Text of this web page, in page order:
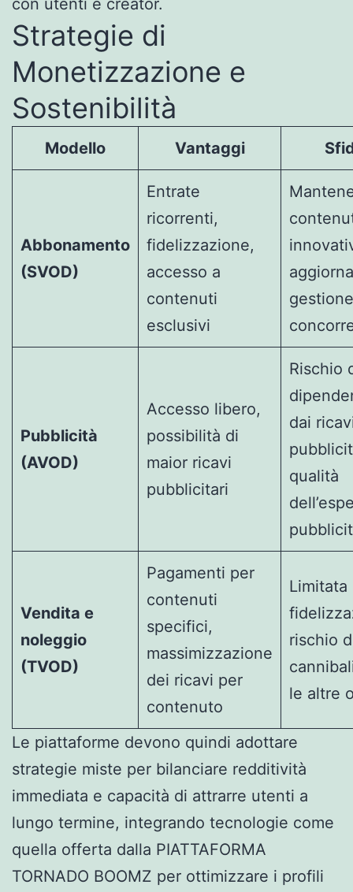
Strategie di
Monetizzazione e
Sostenibilità
Modello Vantaggi
Abbonamento
(SVOD)
Entrate
ricorrenti,
fidelizzazione,
accesso a
contenuti
esclusivi
Pubblicità
(AVOD)
Accesso libero,
possibilità di
maior ricavi
pubblicitari
Rischio
dai
qualità
Vendita e
noleggio
(TVOD)
Pagamenti per
contenuti
specifici,
massimizzazione
dei ricavi per
contenuto
Limitata
rischio
le altre
Le piattaforme devono quindi adottare
strategie miste per bilanciare redditività
immediata e capacità di attrarre utenti a
lungo termine, integrando tecnologie come
quella offerta dalla PIATTAFORMA
TORNADO BOOMZ per ottimizzare i profili